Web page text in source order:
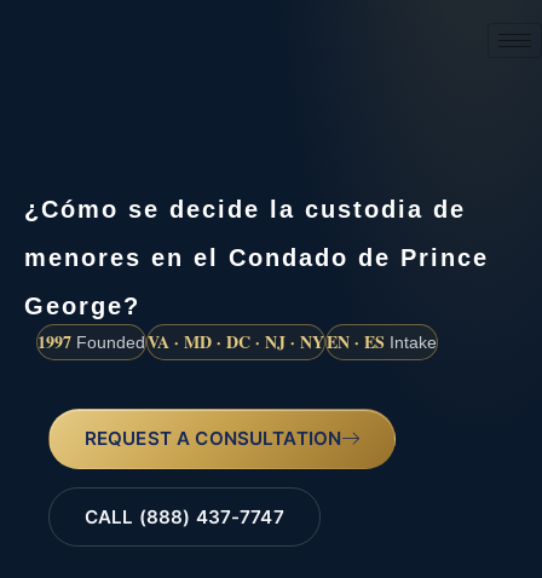
¿Cómo se decide la custodia de
menores en el Condado de Prince
George?
1997 FoundedVA · MD · DC · NJ · NYEN · ES Intake
REQUEST A CONSULTATION
CALL (888) 437-7747